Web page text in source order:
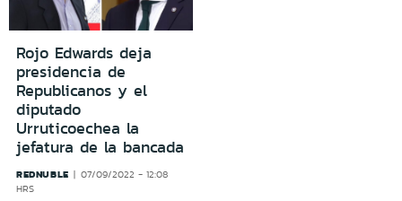
Rojo Edwards deja
presidencia de
Republicanos y el
diputado
Urruticoechea la
jefatura de la bancada
REDNUBLE
07/09/2022 - 12:08
HRS